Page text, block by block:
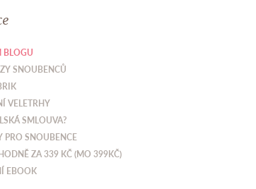
BLOGU
SNOUBENCŮ
VELETRHY
SMLOUVA?
PRO SNOUBENCE
ZA 339 KČ (MO 399KČ)
EBOOK